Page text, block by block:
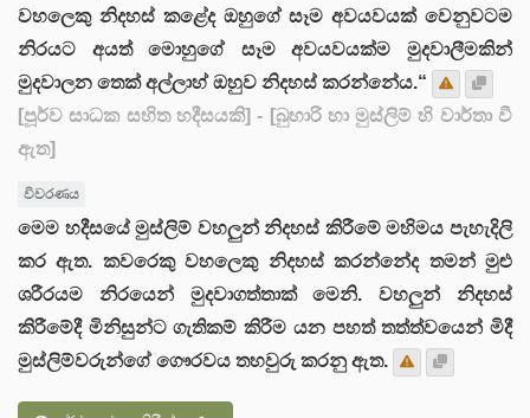
වහලෙකු නිදහස් කළේද ඔහුගේ සෑම අවයවයක් වෙනුවටම
නිරයට අයත් මොහුගේ සෑම අවයවයක්ම මුදවාලීමකින්
මුදවාලන තෙක් අල්ලාහ් ඔහුව නිදහස් කරන්නේය.“
[පූර්ව සාධක සහිත හදීසයකි] - [බුහාරි හා මුස්ලිම් හි වාර්තා වී
ඇත]
විවරණය
මෙම හදීසයේ මුස්ලිම් වහලුන් නිදහස් කිරීමේ මහිමය පැහැදිලි
කර ඇත. කවරෙකු වහලෙකු නිදහස් කරන්නේද තමන් මුළු
ශරීරයම නිරයෙන් මුදවාගත්තාක් මෙනි. වහලුන් නිදහස්
කිරීමේදී මිනිසුන්ට ගැතිකම් කිරීම යන පහත් තත්ත්වයෙන් මිදී
මුස්ලිම්වරුන්ගේ ගෞරවය තහවුරු කරනු ඇත.